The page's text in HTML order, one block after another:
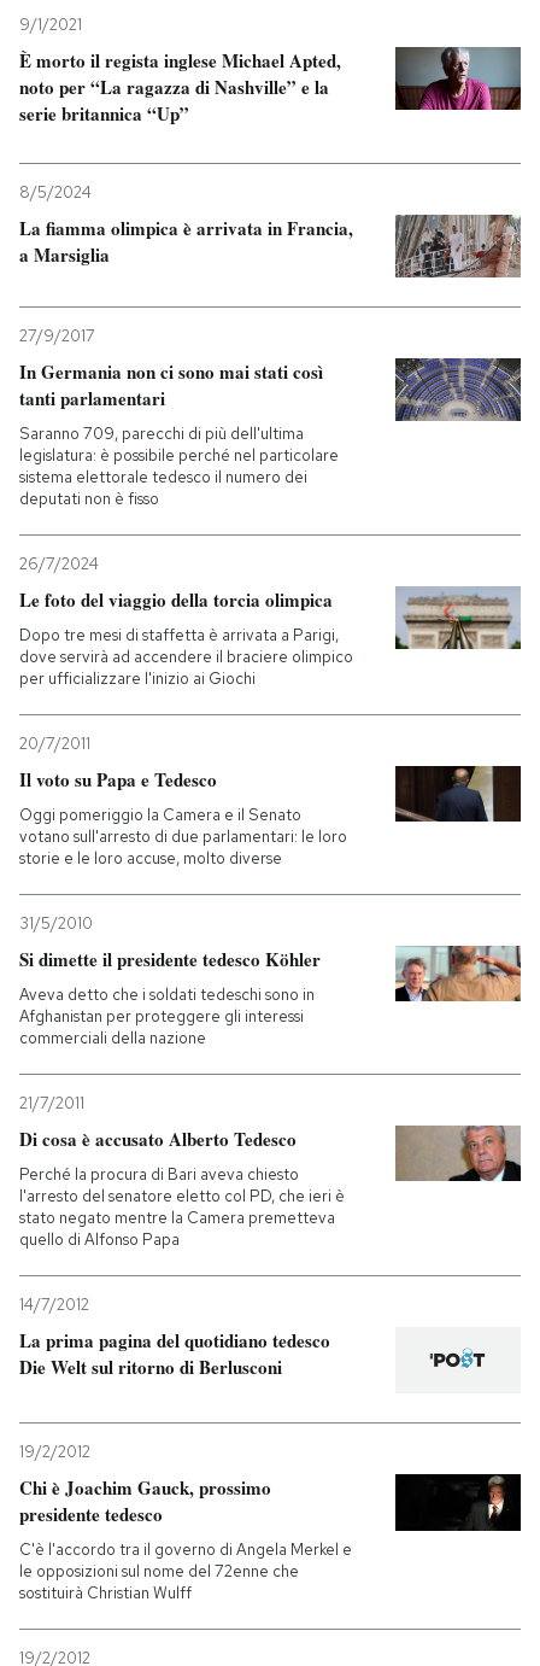
9/1/2021
È morto il regista inglese Michael Apted,
noto per “La ragazza di Nashville” e la
serie britannica “Up”
8/5/2024
La fiamma olimpica è arrivata in Francia,
a Marsiglia
27/9/2017
In Germania non ci sono mai stati così
tanti parlamentari
Saranno 709, parecchi di più dell'ultima
legislatura: è possibile perché nel particolare
sistema elettorale tedesco il numero dei
deputati non è fisso
26/7/2024
Le foto del viaggio della torcia olimpica
Dopo tre mesi di staffetta è arrivata a Parigi,
dove servirà ad accendere il braciere olimpico
per ufficializzare l'inizio ai Giochi
20/7/2011
Il voto su Papa e Tedesco
Oggi pomeriggio la Camera e il Senato
votano sull'arresto di due parlamentari: le loro
storie e le loro accuse, molto diverse
31/5/2010
Si dimette il presidente tedesco Köhler
Aveva detto che i soldati tedeschi sono in
Afghanistan per proteggere gli interessi
commerciali della nazione
21/7/2011
Di cosa è accusato Alberto Tedesco
Perché la procura di Bari aveva chiesto
l'arresto del senatore eletto col PD, che ieri è
stato negato mentre la Camera premetteva
quello di Alfonso Papa
14/7/2012
La prima pagina del quotidiano tedesco
Die Welt sul ritorno di Berlusconi
19/2/2012
Chi è Joachim Gauck, prossimo
presidente tedesco
C'è l'accordo tra il governo di Angela Merkel e
le opposizioni sul nome del 72enne che
sostituirà Christian Wulff
19/2/2012